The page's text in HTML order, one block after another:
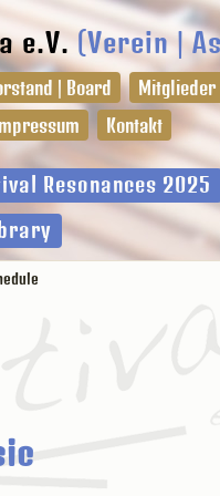
e.V. (Verein |
| Board Mitglieder
Kontakt
Resonances 2025